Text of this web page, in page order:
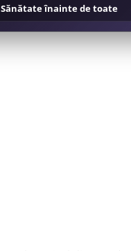
Sănătate înainte de toate